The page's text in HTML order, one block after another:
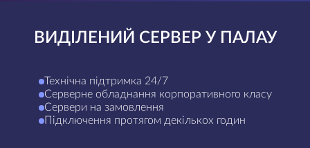
ВИДІЛЕНИЙ СЕРВЕР У ПАЛАУ
Технічна підтримка 24/7
Серверне обладнання корпоративного класу
Сервери на замовлення
Підключення протягом декількох годин